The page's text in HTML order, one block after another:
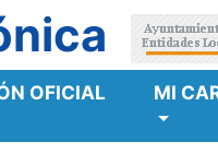
OFICIAL MI